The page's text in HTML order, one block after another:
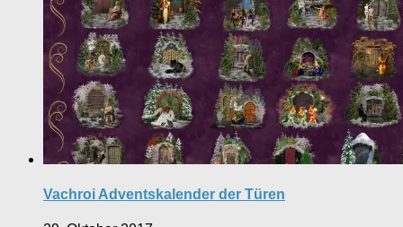
Vachroi Adventskalender der Türen